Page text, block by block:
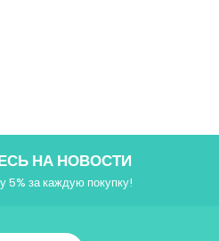
НА НОВОСТИ
5% за каждую покупку!